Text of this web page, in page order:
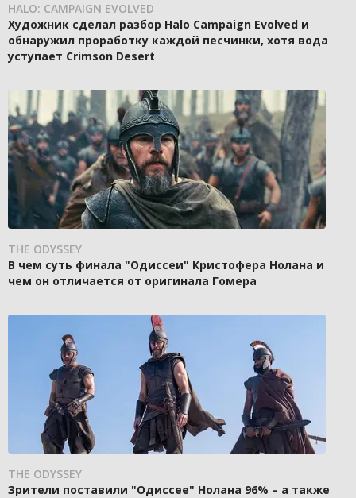
HALO: CAMPAIGN EVOLVED
Художник сделал разбор Halo Campaign Evolved и
обнаружил проработку каждой песчинки, хотя вода
уступает Crimson Desert
THE ODYSSEY
В чем суть финала "Одиссеи" Кристофера Нолана и
чем он отличается от оригинала Гомера
THE ODYSSEY
Зрители поставили "Одиссее" Нолана 96% – а также